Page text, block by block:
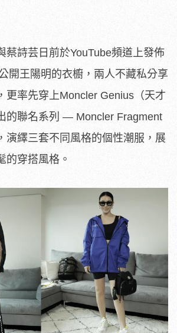
蔡詩芸日前於YouTube頻道上發佈
開王陽明的衣櫥，兩人不藏私分享
更率先穿上Moncler Genius（天才
的聯名系列 — Moncler Fragment
演繹三套不同風格的個性潮服，展
的穿搭風格。